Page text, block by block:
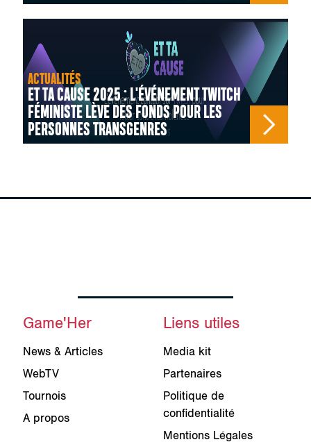
ACTUALITÉS
ET TA CAUSE 2025 : L'ÉVÉNEMENT TWITCH
FÉMINISTE LÈVE DES FONDS POUR LES
PERSONNES TRANSGENRES
Game'Her
News & Articles
WebTV
Tournois
A propos
Liens utiles
Media kit
Partenaires
Politique de
confidentialité
Mentions Légales